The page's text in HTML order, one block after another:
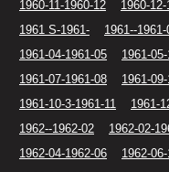
1960-11-1960-12
1960-
1961 S-1961-
1961--1961-
1961-04-1961-05
1961-
1961-07-1961-08
1961-
1961-10-3-1961-11
1961-
1962--1962-02
1962-02-
1962-04-1962-06
1962-